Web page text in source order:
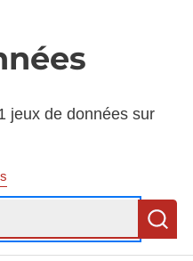
jeux de données sur